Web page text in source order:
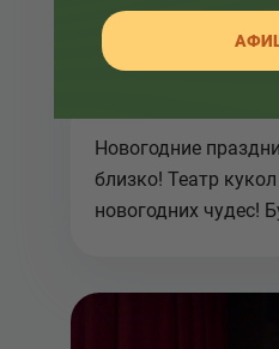
Стартовала
Новогодние
близко! Театр
новогодних чудес!